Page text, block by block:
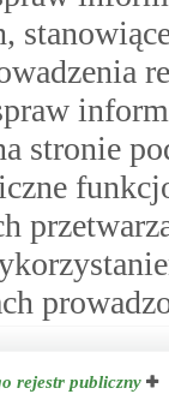
stronie
rejestr publiczny